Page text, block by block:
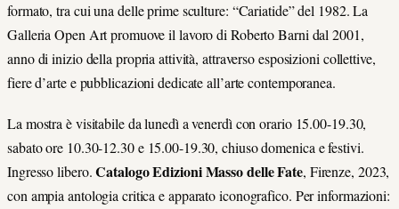
formato, tra cui una delle prime sculture: “Cariatide” del 1982. La
Galleria Open Art promuove il lavoro di Roberto Barni dal 2001,
anno di inizio della propria attività, attraverso esposizioni collettive,
fiere d’arte e pubblicazioni dedicate all’arte contemporanea.
La mostra è visitabile da lunedì a venerdì con orario 15.00-19.30,
sabato ore 10.30-12.30 e 15.00-19.30, chiuso domenica e festivi.
Ingresso libero.Catalogo Edizioni Masso delle Fate, Firenze, 2023,
con ampia antologia critica e apparato iconografico. Per informazioni: